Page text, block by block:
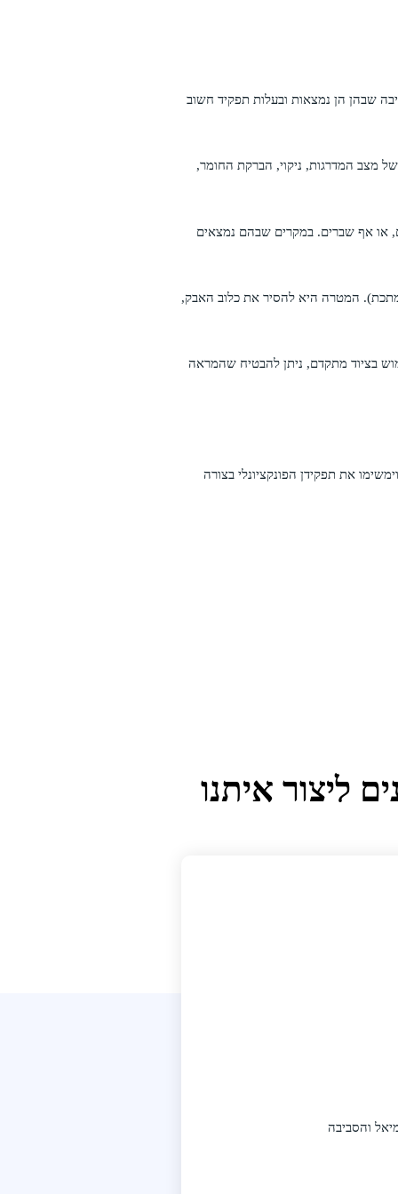
שבהן הן נמצאות ובעלות תפקיד חשוב
מצב המדרגות, ניקוי, הברקת החומר,
או אף שברים. במקרים שבהם נמצאים
מתכת). המטרה היא להסיר את כלוב האבק,
בציוד מתקדם, ניתן להבטיח שהמראה
את תפקידן הפונקציונלי בצורה
ליצור איתנו
והסביבה